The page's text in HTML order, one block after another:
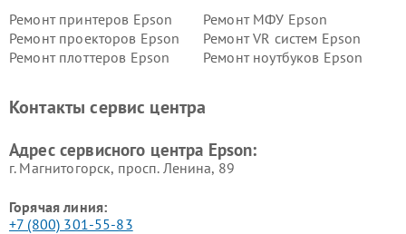
Ремонт принтеров Epson
Ремонт МФУ Epson
Ремонт проекторов Epson
Ремонт VR систем Epson
Ремонт плоттеров Epson
Ремонт ноутбуков Epson
Контакты сервис центра
Адрес сервисного центра Epson:
г. Магнитогорск, просп. Ленина, 89
Горячая линия:
+7 (800) 301-55-83